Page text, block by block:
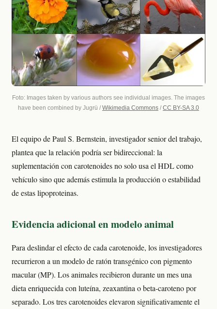
Foto: Images taken by various authors see individual images. The images
have been combined by Jugrü / Wikimedia Commons / CC BY-SA 3.0
El equipo de Paul S. Bernstein, investigador senior del trabajo,
plantea que la relación podría ser bidireccional: la
suplementación con carotenoides no solo usa el HDL como
vehículo sino que además estimula la producción o estabilidad
de estas lipoproteinas.
Evidencia adicional en modelo animal
Para deslindar el efecto de cada carotenoide, los investigadores
recurrieron a un modelo de ratón transgénico con pigmento
macular (MP). Los animales recibieron durante un mes una
dieta enriquecida con luteína, zeaxantina o beta-caroteno por
separado. Los tres carotenoides elevaron significativamente el